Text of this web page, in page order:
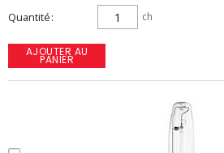
Quantité ch
AJOUTER AU
PANIER